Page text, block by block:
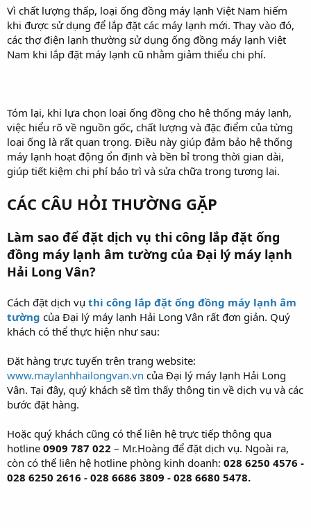
Vì chất lượng thấp, loại ống đồng máy lạnh Việt Nam hiếm
khi được sử dụng để lắp đặt các máy lạnh mới. Thay vào đó,
các thợ điện lạnh thường sử dụng ống đồng máy lạnh Việt
Nam khi lắp đặt máy lạnh cũ nhằm giảm thiểu chi phí.
Tóm lại, khi lựa chọn loại ống đồng cho hệ thống máy lạnh,
việc hiểu rõ về nguồn gốc, chất lượng và đặc điểm của từng
loại ống là rất quan trọng. Điều này giúp đảm bảo hệ thống
máy lạnh hoạt động ổn định và bền bỉ trong thời gian dài,
giúp tiết kiệm chi phí bảo trì và sửa chữa trong tương lai.
CÁC CÂU HỎI THƯỜNG GẶP
Làm sao để đặt dịch vụ thi công lắp đặt ống
đồng máy lạnh âm tường của Đại lý máy lạnh
Hải Long Vân?
Cách đặt dịch vụ thi công lắp đặt ống đồng máy lạnh âm
tường của Đại lý máy lạnh Hải Long Vân rất đơn giản. Quý
khách có thể thực hiện như sau:
Đặt hàng trực tuyến trên trang website:
www.maylanhhailongvan.vn của Đại lý máy lạnh Hải Long
Vân. Tại đây, quý khách sẽ tìm thấy thông tin về dịch vụ và các
bước đặt hàng.
Hoặc quý khách cũng có thể liên hệ trực tiếp thông qua
hotline 0909 787 022 – Mr.Hoàng để đặt dịch vụ. Ngoài ra,
còn có thể liên hệ hotline phòng kinh doanh: 028 6250 4576 -
028 6250 2616 - 028 6686 3809 - 028 6680 5478.